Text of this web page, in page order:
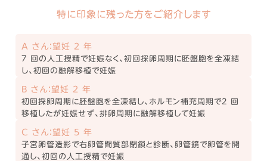
特に印象に残った方をご紹介します
A さん：望妊 2 年
7 回の人工授精で妊娠なく、初回採卵周期に胚盤胞を全凍結
し、初回の融解移植で妊娠
B さん：望妊 2 年
初回採卵周期に胚盤胞を全凍結し、ホルモン補充周期で2 回
移植したが妊娠せず、排卵周期に融解移植して妊娠
C さん：望妊 5 年
子宮卵管造影で右卵管間質部閉鎖と診断、卵管鏡で卵管を開
通し、初回の人工授精で妊娠